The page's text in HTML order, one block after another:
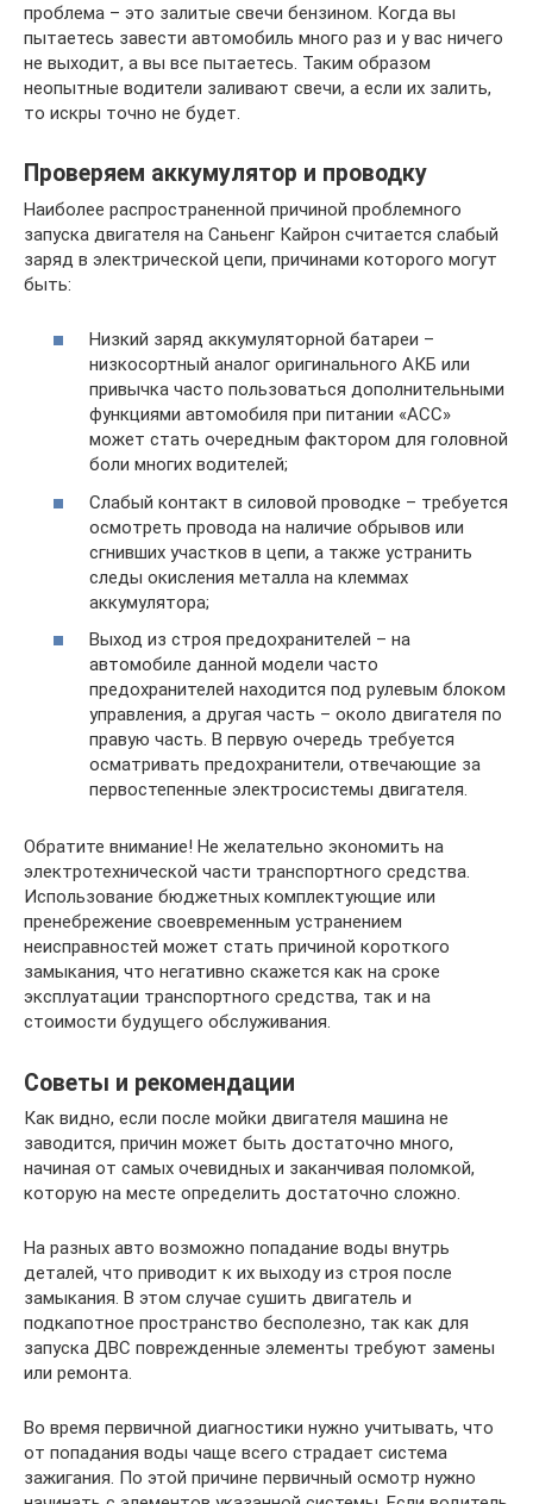
проблема – это залитые свечи бензином. Когда вы
пытаетесь завести автомобиль много раз и у вас ничего
не выходит, а вы все пытаетесь. Таким образом
неопытные водители заливают свечи, а если их залить,
то искры точно не будет.
Проверяем аккумулятор и проводку
Наиболее распространенной причиной проблемного
запуска двигателя на Саньенг Кайрон считается слабый
заряд в электрической цепи, причинами которого могут
быть:
Низкий заряд аккумуляторной батареи –
низкосортный аналог оригинального АКБ или
привычка часто пользоваться дополнительными
функциями автомобиля при питании «АСС»
может стать очередным фактором для головной
боли многих водителей;
Слабый контакт в силовой проводке – требуется
осмотреть провода на наличие обрывов или
сгнивших участков в цепи, а также устранить
следы окисления металла на клеммах
аккумулятора;
Выход из строя предохранителей – на
автомобиле данной модели часто
предохранителей находится под рулевым блоком
управления, а другая часть – около двигателя по
правую часть. В первую очередь требуется
осматривать предохранители, отвечающие за
первостепенные электросистемы двигателя.
Обратите внимание! Не желательно экономить на
электротехнической части транспортного средства.
Использование бюджетных комплектующие или
пренебрежение своевременным устранением
неисправностей может стать причиной короткого
замыкания, что негативно скажется как на сроке
эксплуатации транспортного средства, так и на
стоимости будущего обслуживания.
Советы и рекомендации
Как видно, если после мойки двигателя машина не
заводится, причин может быть достаточно много,
начиная от самых очевидных и заканчивая поломкой,
которую на месте определить достаточно сложно.
На разных авто возможно попадание воды внутрь
деталей, что приводит к их выходу из строя после
замыкания. В этом случае сушить двигатель и
подкапотное пространство бесполезно, так как для
запуска ДВС поврежденные элементы требуют замены
или ремонта.
Во время первичной диагностики нужно учитывать, что
от попадания воды чаще всего страдает система
зажигания. По этой причине первичный осмотр нужно